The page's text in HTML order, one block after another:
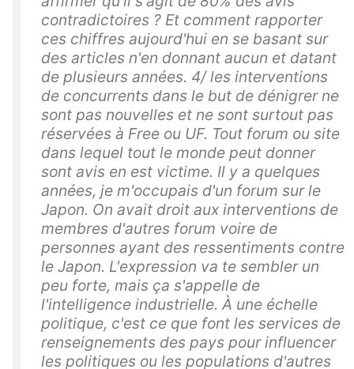
contradictoires ? Et comment rapporter
ces chiffres aujourd'hui en se basant sur
des articles n'en donnant aucun et datant
de plusieurs années. 4/ les interventions
de concurrents dans le but de dénigrer ne
sont pas nouvelles et ne sont surtout pas
réservées à Free ou UF. Tout forum ou site
dans lequel tout le monde peut donner
sont avis en est victime. Il y a quelques
années, je m'occupais d'un forum sur le
Japon. On avait droit aux interventions de
membres d'autres forum voire de
personnes ayant des ressentiments contre
le Japon. L'expression va te sembler un
peu forte, mais ça s'appelle de
l'intelligence industrielle. À une échelle
politique, c'est ce que font les services de
renseignements des pays pour influencer
les politiques ou les populations d'autres